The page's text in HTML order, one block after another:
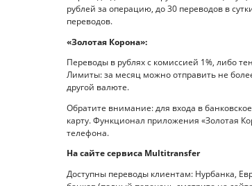
рублей за операцию, до 30 переводов в
переводов.
«Золотая Корона»:
Переводы в рублях с комиссией 1%, либо
Лимиты: за месяц можно отправить не
другой валюте.
Обратите внимание: для входа в
карту. Функционал приложения «Золотая
телефона.
На сайте сервиса Multitransfer
Доступны переводы клиентам: Нурбанка,